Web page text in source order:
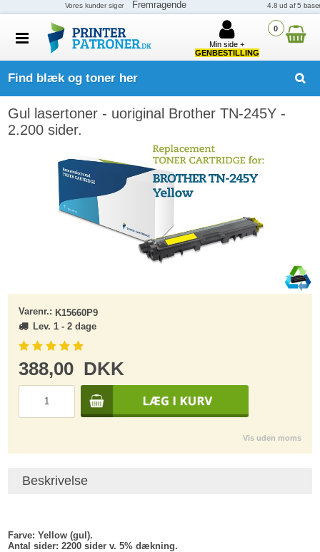
0
Min side +
GENBESTILLING
Find blæk og toner her
Gul lasertoner - uoriginal Brother TN-245Y -
2.200 sider.
Varenr.: K15660P9
Lev. 1 - 2 dage
388,00 DKK
Vis uden moms
Beskrivelse
Farve: Yellow (gul).
Antal sider: 2200 sider v. 5% dækning.